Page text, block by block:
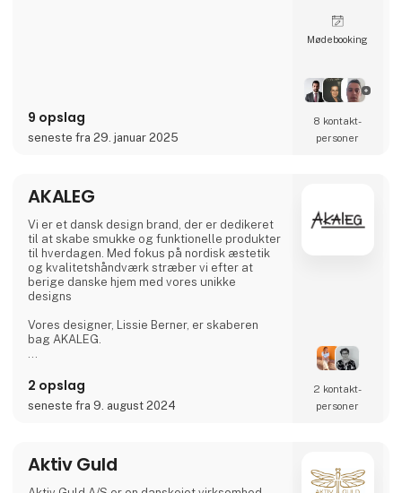
9 opslag
seneste fra 29. januar 2025
Møde­booking
8 kontakt­
personer
AKALEG
Vi er et dansk design brand, der er dedikeret
til at skabe smukke og funktionelle produkter
til hverdagen. Med fokus på nordisk æstetik
og kvalitetshåndværk stræber vi efter at
berige danske hjem med vores unikke
designs
Vores designer, Lissie Berner, er skaberen
bag AKALEG.
fremstillet med omhu og opfylder de høje
standarder, som AKALEG er kendt for.
del af vores brand.Vi sætter en ære i at sikre,
2 opslag
seneste fra 9. august 2024
2 kontakt­
personer
Aktiv Guld